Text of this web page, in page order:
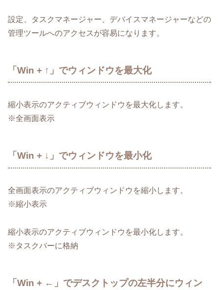
設定、タスクマネージャー、デバイスマネージャーなどの
管理ツールへのアクセスが容易になります。
「Win + ↑」でウィンドウを最大化
縮小表示のアクティブウィンドウを最大化します。
※全画面表示
「Win + ↓」でウィンドウを最小化
全画面表示のアクティブウィンドウを縮小します。
※縮小表示
縮小表示のアクティブウィンドウを最小化します。
※タスクバーに格納
「Win + ←」でデスクトップの左半分にウィン